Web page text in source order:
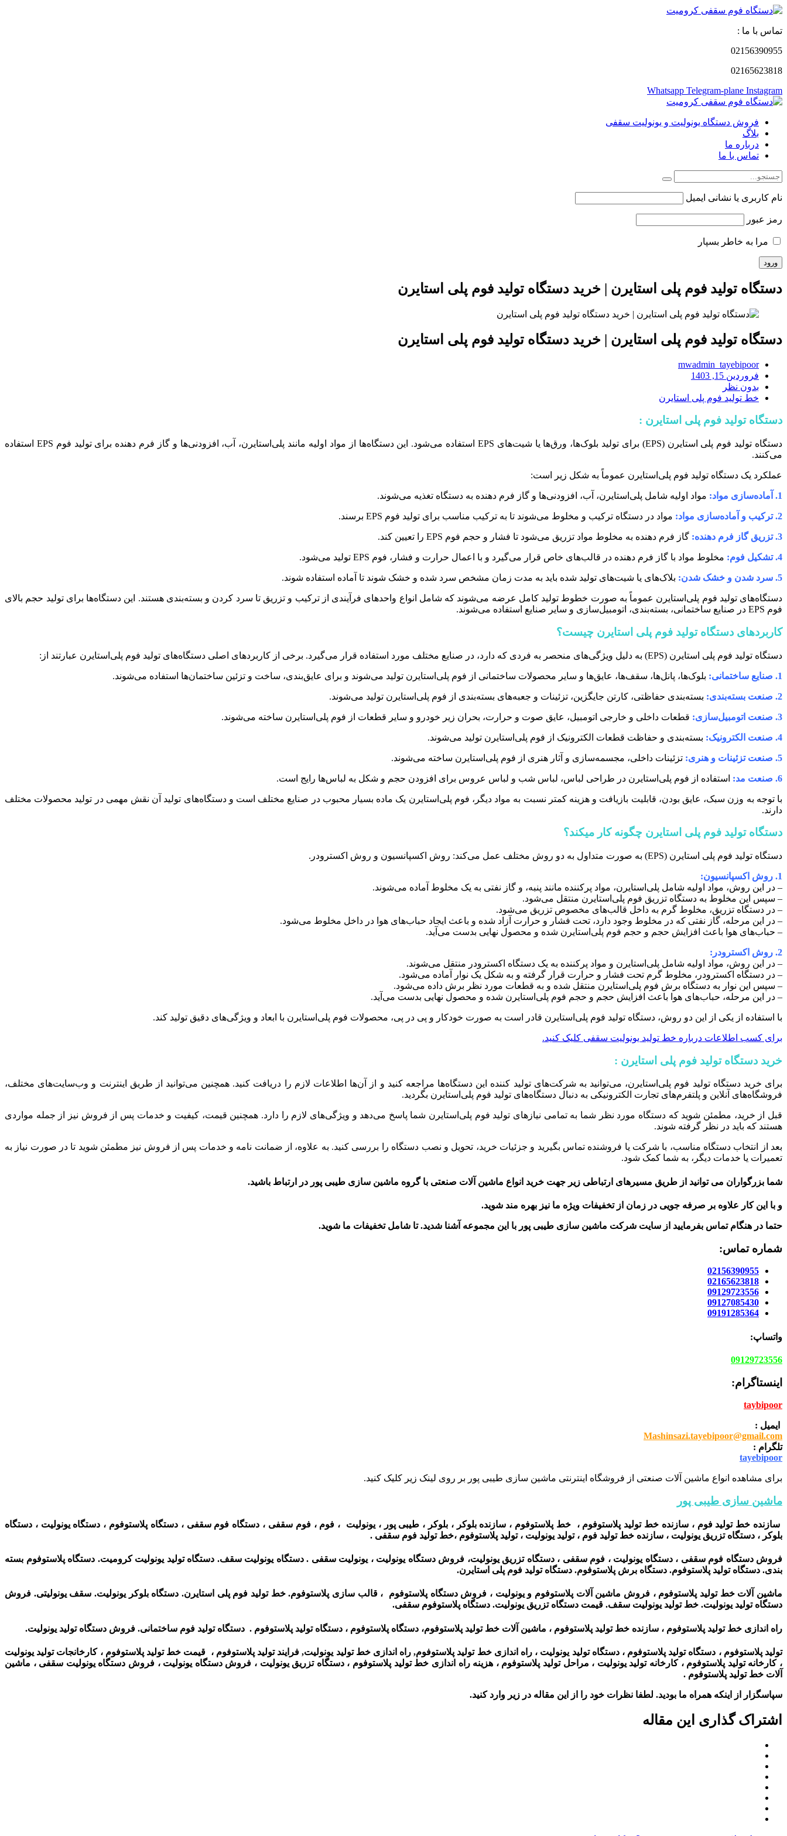
تماس با ما :
02156390955
02165623818
Whatsapp Telegram-plane Instagram
فروش دستگاه یونولیت و یونولیت سقفی
بلاگ
درباره ما
تماس با ما
نام کاربری یا نشانی ایمیل
رمز عبور
مرا به خاطر بسپار
دستگاه توليد فوم پلى استايرن | خرید دستگاه تولید فوم پلی استایرن
دستگاه توليد فوم پلى استايرن | خرید دستگاه تولید فوم پلی استایرن
mwadmin_tayebipoor
فروردین 15, 1403
بدون نظر
خط تولید فوم پلی استایرن
دستگاه توليد فوم پلى استايرن :
دستگاه توليد فوم پلى استايرن (EPS) برای تولید بلوک‌ها، ورق‌ها یا شیت‌های EPS استفاده می‌شود. این دستگاه‌ها از مواد اولیه مانند پلی‌استایرن، آب، افزودنی‌ها و گاز فرم دهنده برای تولید فوم EPS استفاده
می‌کنند.
عملکرد یک دستگاه تولید فوم پلی‌استایرن عموماً به شکل زیر است:
1. آماده‌سازی مواد: مواد اولیه شامل پلی‌استایرن، آب، افزودنی‌ها و گاز فرم دهنده به دستگاه تغذیه می‌شوند.
2. ترکیب و آماده‌سازی مواد: مواد در دستگاه ترکیب و مخلوط می‌شوند تا به ترکیب مناسب برای تولید فوم EPS برسند.
3. تزریق گاز فرم دهنده: گاز فرم دهنده به مخلوط مواد تزریق می‌شود تا فشار و حجم فوم EPS را تعیین کند.
4. تشکیل فوم: مخلوط مواد با گاز فرم دهنده در قالب‌های خاص قرار می‌گیرد و با اعمال حرارت و فشار، فوم EPS تولید می‌شود.
5. سرد شدن و خشک شدن: بلاک‌های یا شیت‌های تولید شده باید به مدت زمان مشخص سرد شده و خشک شوند تا آماده استفاده شوند.
دستگاه‌های تولید فوم پلی‌استایرن عموماً به صورت خطوط تولید کامل عرضه می‌شوند که شامل انواع واحدهای فرآیندی از ترکیب و تزریق تا سرد کردن و بسته‌بندی هستند. این دستگاه‌ها برای تولید حجم بالای
فوم EPS در صنایع ساختمانی، بسته‌بندی، اتومبیل‌سازی و سایر صنایع استفاده می‌شوند.
کاربردهای دستگاه تولید فوم پلی استایرن چیست؟
دستگاه تولید فوم پلی استایرن (EPS) به دلیل ویژگی‌های منحصر به فردی که دارد، در صنایع مختلف مورد استفاده قرار می‌گیرد. برخی از کاربردهای اصلی دستگاه‌های تولید فوم پلی‌استایرن عبارتند از:
1. صنایع ساختمانی: بلوک‌ها، پانل‌ها، سقف‌ها، عایق‌ها و سایر محصولات ساختمانی از فوم پلی‌استایرن تولید می‌شوند و برای عایق‌بندی، ساخت و تزئین ساختمان‌ها استفاده می‌شوند.
2. صنعت بسته‌بندی: بسته‌بندی حفاظتی، کارتن جایگزین، تزئینات و جعبه‌های بسته‌بندی از فوم پلی‌استایرن تولید می‌شوند.
3. صنعت اتومبیل‌سازی: قطعات داخلی و خارجی اتومبیل، عایق صوت و حرارت، بحران زیر خودرو و سایر قطعات از فوم پلی‌استایرن ساخته می‌شوند.
4. صنعت الکترونیک: بسته‌بندی و حفاظت قطعات الکترونیک از فوم پلی‌استایرن تولید می‌شوند.
5. صنعت تزئینات و هنری: تزئینات داخلی، مجسمه‌سازی و آثار هنری از فوم پلی‌استایرن ساخته می‌شوند.
6. صنعت مد: استفاده از فوم پلی‌استایرن در طراحی لباس، لباس شب و لباس عروس برای افزودن حجم و شکل به لباس‌ها رایج است.
با توجه به وزن سبک، عایق بودن، قابلیت بازیافت و هزینه کمتر نسبت به مواد دیگر، فوم پلی‌استایرن یک ماده بسیار محبوب در صنایع مختلف است و دستگاه‌های تولید آن نقش مهمی در تولید محصولات مختلف
دارند.
دستگاه تولید فوم پلی استایرن چگونه کار میکند؟
دستگاه تولید فوم پلی استایرن (EPS) به صورت متداول به دو روش مختلف عمل می‌کند: روش اکسپانسیون و روش اکسترودر.
1. روش اکسپانسیون:
– در این روش، مواد اولیه شامل پلی‌استایرن، مواد پرکننده مانند پنبه، و گاز نفتی به یک مخلوط آماده می‌شوند.
– سپس این مخلوط به دستگاه تزریق فوم پلی‌استایرن منتقل می‌شود.
– در دستگاه تزریق، مخلوط گرم به داخل قالب‌های مخصوص تزریق می‌شود.
– در این مرحله، گاز نفتی که در مخلوط وجود دارد، تحت فشار و حرارت آزاد شده و باعث ایجاد حباب‌های هوا در داخل مخلوط می‌شود.
– حباب‌های هوا باعث افزایش حجم و حجم فوم پلی‌استایرن شده و محصول نهایی بدست می‌آید.
2. روش اکسترودر:
– در این روش، مواد اولیه شامل پلی‌استایرن و مواد پرکننده به یک دستگاه اکسترودر منتقل می‌شوند.
– در دستگاه اکسترودر، مخلوط گرم تحت فشار و حرارت قرار گرفته و به شکل یک نوار آماده می‌شود.
– سپس این نوار به دستگاه برش فوم پلی‌استایرن منتقل شده و به قطعات مورد نظر برش داده می‌شود.
– در این مرحله، حباب‌های هوا باعث افزایش حجم و حجم فوم پلی‌استایرن شده و محصول نهایی بدست می‌آید.
با استفاده از یکی از این دو روش، دستگاه تولید فوم پلی‌استایرن قادر است به صورت خودکار و پی در پی، محصولات فوم پلی‌استایرن با ابعاد و ویژگی‌های دقیق تولید کند.
برای کسب اطلاعات درباره خط تولید یونولیت سقفی کلیک کنید.
خرید دستگاه تولید فوم پلی استایرن :
برای خرید دستگاه تولید فوم پلی‌استایرن، می‌توانید به شرکت‌های تولید کننده این دستگاه‌ها مراجعه کنید و از آن‌ها اطلاعات لازم را دریافت کنید. همچنین می‌توانید از طریق اینترنت و وب‌سایت‌های مختلف،
فروشگاه‌های آنلاین و پلتفرم‌های تجارت الکترونیکی به دنبال دستگاه‌های تولید فوم پلی‌استایرن بگردید.
قبل از خرید، مطمئن شوید که دستگاه مورد نظر شما به تمامی نیازهای تولید فوم پلی‌استایرن شما پاسخ می‌دهد و ویژگی‌های لازم را دارد. همچنین قیمت، کیفیت و خدمات پس از فروش نیز از جمله مواردی
هستند که باید در نظر گرفته شوند.
بعد از انتخاب دستگاه مناسب، با شرکت یا فروشنده تماس بگیرید و جزئیات خرید، تحویل و نصب دستگاه را بررسی کنید. به علاوه، از ضمانت نامه و خدمات پس از فروش نیز مطمئن شوید تا در صورت نیاز به
تعمیرات یا خدمات دیگر، به شما کمک شود.
شما بزرگواران می توانید از طریق مسیرهای ارتباطی زیر جهت خرید انواع ماشین آلات صنعتی با گروه ماشین سازی طیبی پور در ارتباط باشید.
و با این کار علاوه بر صرفه جویی در زمان از تخفیفات ویژه ما نیز بهره مند شوید.
حتما در هنگام تماس بفرمایید از سایت شرکت ماشین سازی طیبی پور با این مجموعه آشنا شدید. تا شامل تخفیفات ما شوید.
شماره تماس:
02156390955
02165623818
09129723556
09127085430
09191285364
واتساپ:
09129723556
اینستاگرام:
taybipoor
ایمیل :
Mashinsazi.tayebipoor@gmail.com
تلگرام :
tayebipoor
برای مشاهده انواع ماشین آلات صنعتی از فروشگاه اینترنتی ماشین سازی طیبی پور بر روی لینک زیر کلیک کنید.
ماشین سازی طیبی پور
سازنده خط تولید فوم ، سازنده خط تولید پلاستوفوم ، خط پلاستوفوم ، سازنده بلوکر ، بلوکر ، طیبی پور ، یونولیت ، فوم ، فوم سقفی ، دستگاه فوم سقفی ، دستگاه پلاستوفوم ، دستگاه یونولیت ، دستگاه
بلوکر ، دستگاه تزریق یونولیت ، سازنده خط تولید فوم ، تولید یونولیت ، تولید پلاستوفوم ،خط تولید فوم سقفی .
فروش دستگاه فوم سقفی ، دستگاه یونولیت ، فوم سقفی ، دستگاه تزریق یونولیت، فروش دستگاه یونولیت ، یونولیت سقفی . دستگاه یونولیت سقف. دستگاه تولید یونولیت کرومیت. دستگاه پلاستوفوم بسته
بندی. دستگاه تولید پلاستوفوم. دستگاه برش پلاستوفوم. دستگاه توليد فوم پلى استايرن.
ماشین آلات خط تولید پلاستوفوم ، فروش ماشین آلات پلاستوفوم و یونولیت ، فروش دستگاه پلاستوفوم ، قالب سازی پلاستوفوم. خط تولید فوم پلی استایرن. دستگاه بلوکر یونولیت. سقف یونولیتی. فروش
دستگاه تولید یونولیت. خط تولید یونولیت سقف. قیمت دستگاه تزریق یونولیت. دستگاه پلاستوفوم سقفی.
راه اندازی خط تولید پلاستوفوم ، سازنده خط تولید پلاستوفوم ، ماشین آلات خط تولید پلاستوفوم، دستگاه پلاستوفوم ، دستگاه تولید پلاستوفوم . دستگاه تولید فوم ساختمانی. فروش دستگاه تولید یونولیت.
تولید پلاستوفوم ، دستگاه تولید پلاستوفوم ، دستگاه تولید یونولیت ، راه اندازی خط تولید پلاستوفوم, راه اندازی خط تولید یونولیت, فرایند تولید پلاستوفوم ، قیمت خط تولید پلاستوفوم ، کارخانجات تولید یونولیت
، کارخانه تولید پلاستوفوم ، کارخانه تولید یونولیت ، مراحل تولید پلاستوفوم ، هزینه راه اندازی خط تولید پلاستوفوم ، دستگاه تزریق یونولیت ، فروش دستگاه یونولیت ، فروش دستگاه یونولیت سقفی ، ماشین
آلات خط تولید پلاستوفوم .
سپاسگزار از اینکه همراه ما بودید. لطفا نظرات خود را از این مقاله در زیر وارد کنید.
اشتراک گذاری این مقاله